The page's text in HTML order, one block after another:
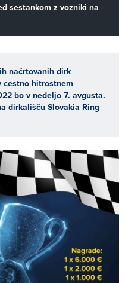
sestankom z vozniki na
načrtovanih dirk
cestno hitrostnem
bo v nedeljo 7. avgusta.
dirkališču Slovakia Ring